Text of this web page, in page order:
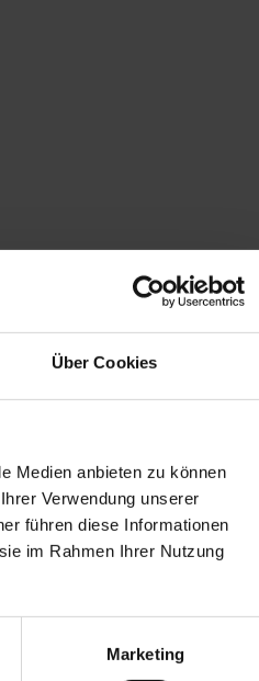
Über Cookies
Medien anbieten zu können
Verwendung unserer
führen diese Informationen
im Rahmen Ihrer Nutzung
Marketing